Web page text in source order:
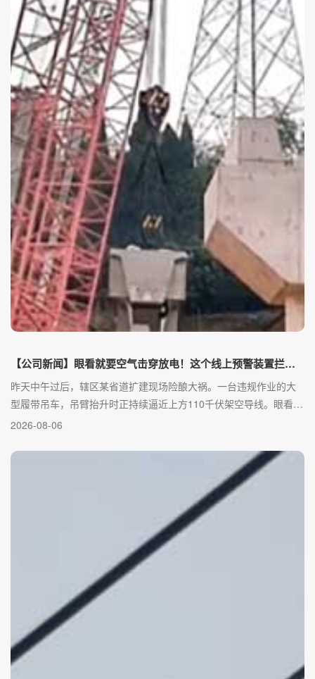
【公司新闻】眼看就要空气击穿放电！这个线上预警装置拦下违规吊车作业
昨天中午过后，辖区某省道扩建现场险酿大祸。一台违规作业的大
型履带吊车，吊臂抬升时正持续逼近上方110千伏架空导线。眼看距
离不足3米，随时可能引发空气击穿放电！生死瞬间，导线上挂着的
2026-08-06